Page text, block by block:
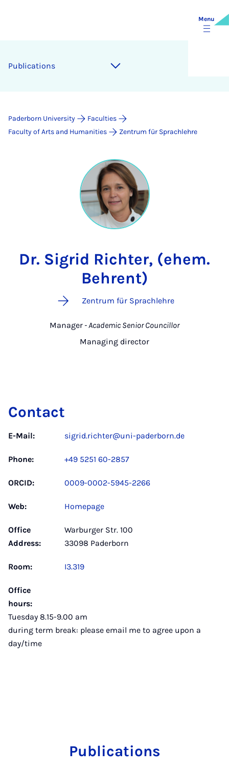
Menu
Publications
Paderborn University
Faculties
Faculty of Arts and Humanities
Zentrum für Sprachlehre
Dr. Sigrid Richter, (ehem.
Behrent)
Zentrum für Sprachlehre
Manager - Academic Senior Councillor
Managing director
Contact
E-Mail: sigrid.richter@uni-paderborn.de
Phone: +49 5251 60-2857
ORCID: 0009-0002-5945-2266
Web: Homepage
Office
Address:
Warburger Str. 100
33098 Paderborn
Room: I3.319
Office
hours:
Tuesday 8.15-9.00 am
during term break: please email me to agree upon a
day/time
Publications